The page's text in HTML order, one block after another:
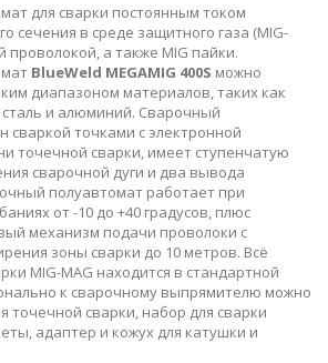
для сварки постоянным током
сечения в среде защитного газа (MIG-
проволокой, а также MIG пайки.
BlueWeld MEGAMIG 400S можно
диапазоном материалов, таких как
и алюминий. Сварочный
сваркой точками с электронной
точечной сварки, имеет ступенчатую
сварочной дуги и два вывода
полуавтомат работает при
от -10 до +40 градусов, плюс
механизм подачи проволоки с
зоны сварки до 10 метров. Всё
MIG-MAG находится в стандартной
к сварочному выпрямителю можно
точечной сварки, набор для сварки
адаптер и кожух для катушки и